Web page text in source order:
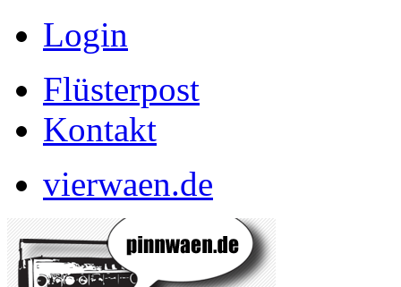
Login
Flüsterpost
Kontakt
vierwaen.de